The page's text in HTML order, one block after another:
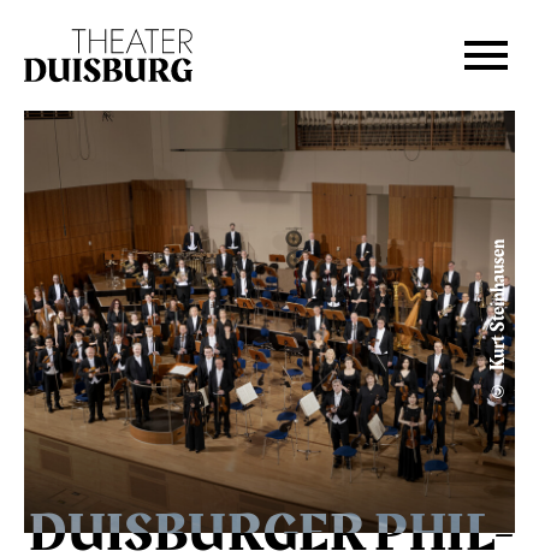
Zur Hauptnavigation springen
Zum Footer springen
© Kurt Steinhausen
DUIS­BURGER PHIL­